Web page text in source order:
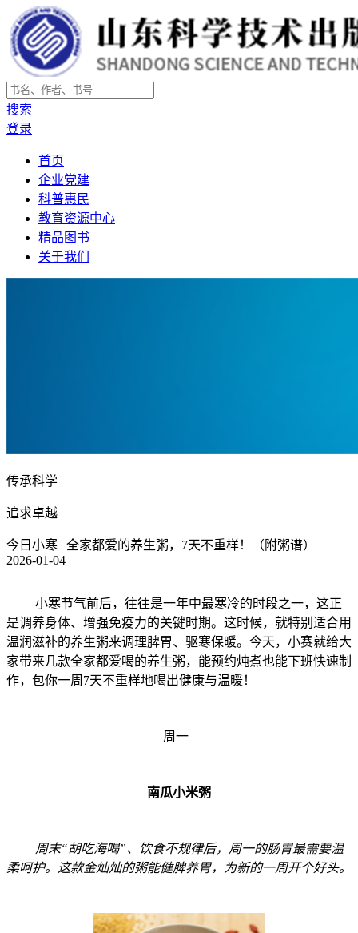
搜索
登录
首页
企业党建
科普惠民
教育资源中心
精品图书
关于我们
传承科学
追求卓越
今日小寒 | 全家都爱的养生粥，7天不重样！（附粥谱）
2026-01-04
小寒节气前后，往往是一年中最寒冷的时段之一，这正
是调养身体、增强免疫力的关键时期。这时候，就特别适合用
温润滋补的养生粥来调理脾胃、驱寒保暖。今天，小赛就给大
家带来几款全家都爱喝的养生粥，能预约炖煮也能下班快速制
作，包你一周7天不重样地喝出健康与温暖！
周一
南瓜小米粥
周末“胡吃海喝”、饮食不规律后，周一的肠胃最需要温
柔呵护。这款金灿灿的粥能健脾养胃，为新的一周开个好头。